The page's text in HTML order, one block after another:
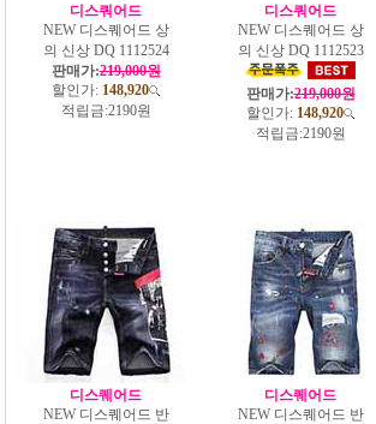
디스쿼어드
NEW 디스퀘어드 상
의 신상 DQ 1112524
판매가:219,000원
할인가: 148,920
적립금:2190원
디스쿼어드
NEW 디스퀘어드 상
의 신상 DQ 1112523
판매가:219,000원
할인가: 148,920
적립금:2190원
디스퀘어드
NEW 디스퀘어드 반
디스퀘어드
NEW 디스퀘어드 반